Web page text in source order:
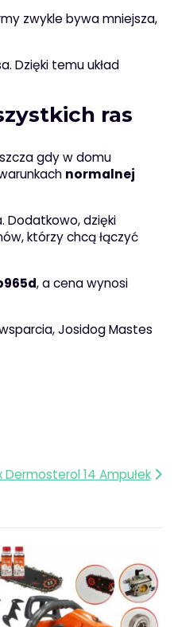
zwykle bywa mniejsza,
Dzięki temu układ
ras
gdy w domu
normalnej
Dodatkowo, dzięki
którzy chcą łączyć
, a cena wynosi
Josidog Mastes
Dermosterol 14 Ampułek